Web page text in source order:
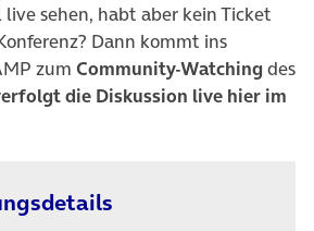
live sehen, habt aber kein Ticket
Dann kommt ins
zum Community-Watching des
die Diskussion live hier im